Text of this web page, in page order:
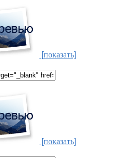
[показать]
[показать]